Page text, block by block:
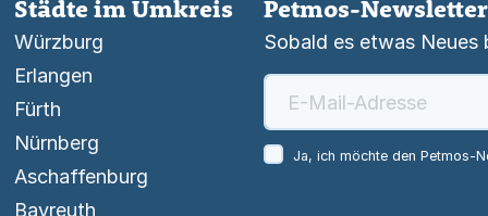
Städte im Umkreis
Würzburg
Erlangen
Fürth
Nürnberg
Aschaffenburg
Bayreuth
Petmos-Newsletter
Sobald es etwas
Ja, ich möchte den Petmos-